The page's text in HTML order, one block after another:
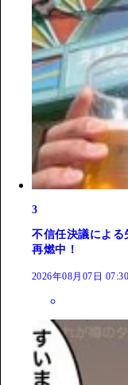
3
不信任決議によ
再燃中！
2026年08月07日 07:30